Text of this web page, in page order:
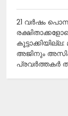
21 വർഷം
അജിനും
പ്രവർത്തകർ